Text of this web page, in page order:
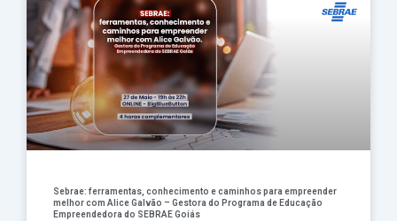
Sebrae: ferramentas, conhecimento e caminhos para empreender
melhor com Alice Galvão – Gestora do Programa de Educação
Empreendedora do SEBRAE Goiás
PáginaPágina
PáginaPáginaPágina